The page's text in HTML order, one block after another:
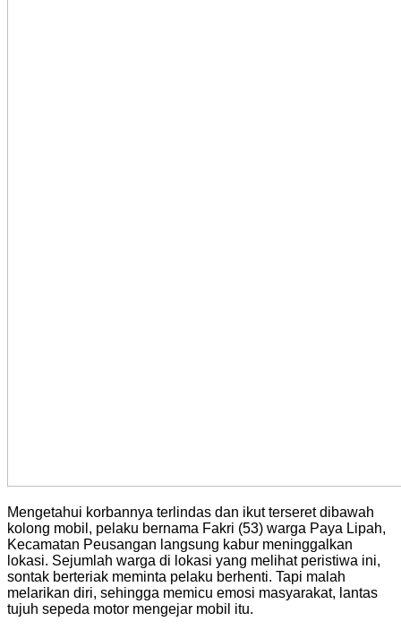
Mengetahui korbannya terlindas dan ikut terseret dibawah
kolong mobil, pelaku bernama Fakri (53) warga Paya Lipah,
Kecamatan Peusangan langsung kabur meninggalkan
lokasi. Sejumlah warga di lokasi yang melihat peristiwa ini,
sontak berteriak meminta pelaku berhenti. Tapi malah
melarikan diri, sehingga memicu emosi masyarakat, lantas
tujuh sepeda motor mengejar mobil itu.